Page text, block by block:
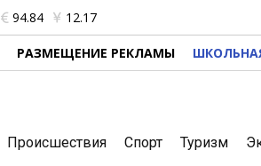
94.84 12.17
РАЗМЕЩЕНИЕ РЕКЛАМЫ
Происшествия Спорт Туризм